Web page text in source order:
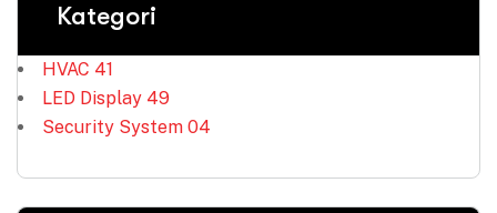
Kategori
HVAC 41
LED Display 49
Security System 04